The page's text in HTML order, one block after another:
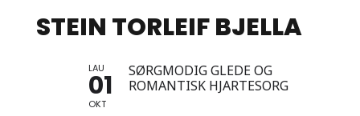
STEIN TORLEIF BJELLA
LAU
01
OKT
SØRGMODIG GLEDE OG
ROMANTISK HJARTESORG